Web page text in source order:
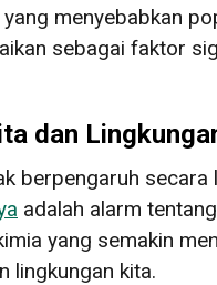
yang menyebabkan
sebagai faktor
dan
berpengaruh
adalah alarm
yang semakin
lingkungan kita.